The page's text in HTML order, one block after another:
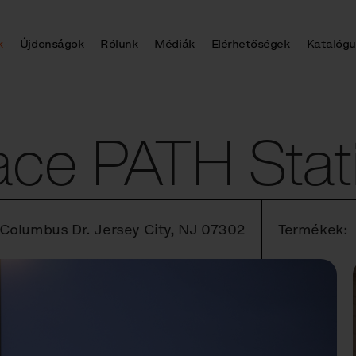
Újdonságok Rólunk Médiák Elérhetőségek
PATH
Dr. Jersey City, NJ 07302 Termékek: